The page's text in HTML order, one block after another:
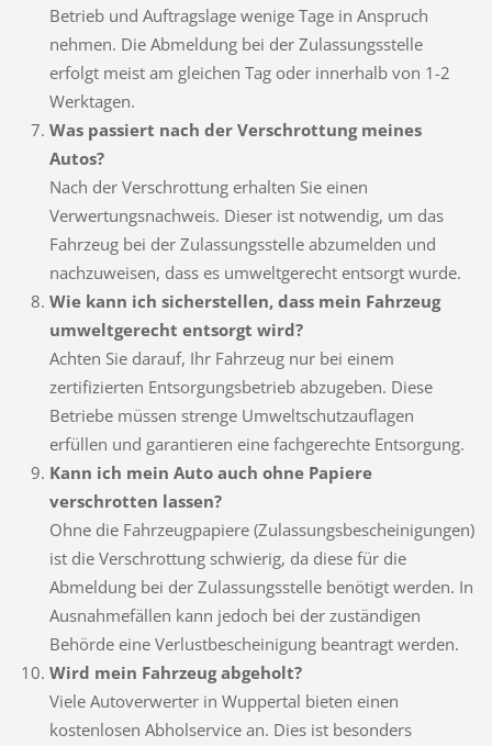
Betrieb und Auftragslage wenige Tage in Anspruch
nehmen. Die Abmeldung bei der Zulassungsstelle
erfolgt meist am gleichen Tag oder innerhalb von 1-2
Werktagen.
Was passiert nach der Verschrottung meines
Autos?
Nach der Verschrottung erhalten Sie einen
Verwertungsnachweis. Dieser ist notwendig, um das
Fahrzeug bei der Zulassungsstelle abzumelden und
nachzuweisen, dass es umweltgerecht entsorgt wurde.
Wie kann ich sicherstellen, dass mein Fahrzeug
umweltgerecht entsorgt wird?
Achten Sie darauf, Ihr Fahrzeug nur bei einem
zertifizierten Entsorgungsbetrieb abzugeben. Diese
Betriebe müssen strenge Umweltschutzauflagen
erfüllen und garantieren eine fachgerechte Entsorgung.
Kann ich mein Auto auch ohne Papiere
verschrotten lassen?
Ohne die Fahrzeugpapiere (Zulassungsbescheinigungen)
ist die Verschrottung schwierig, da diese für die
Abmeldung bei der Zulassungsstelle benötigt werden. In
Ausnahmefällen kann jedoch bei der zuständigen
Behörde eine Verlustbescheinigung beantragt werden.
Wird mein Fahrzeug abgeholt?
Viele Autoverwerter in Wuppertal bieten einen
kostenlosen Abholservice an. Dies ist besonders